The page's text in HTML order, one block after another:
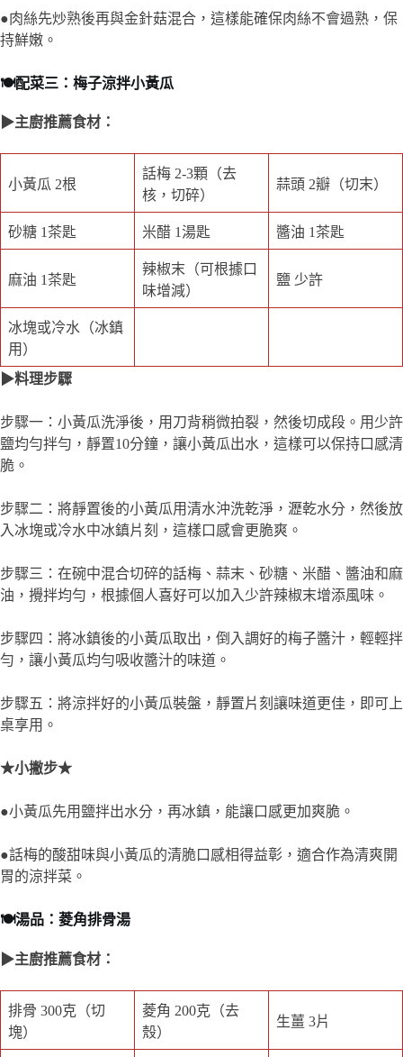
●肉絲先炒熟後再與金針菇混合，這樣能確保肉絲不會過熟，保
持鮮嫩。
🍽️配菜三：梅子涼拌小黃瓜
▶主廚推薦食材：
小黃瓜 2根
話梅 2-3顆（去
核，切碎）
蒜頭 2瓣（切末）
砂糖 1茶匙 米醋 1湯匙 醬油 1茶匙
麻油 1茶匙
辣椒末（可根據口
味增減）
鹽 少許
冰塊或冷水（冰鎮
用）
▶料理步驟
步驟一：小黃瓜洗淨後，用刀背稍微拍裂，然後切成段。用少許
鹽均勻拌勻，靜置10分鐘，讓小黃瓜出水，這樣可以保持口感清
脆。
步驟二：將靜置後的小黃瓜用清水沖洗乾淨，瀝乾水分，然後放
入冰塊或冷水中冰鎮片刻，這樣口感會更脆爽。
步驟三：在碗中混合切碎的話梅、蒜末、砂糖、米醋、醬油和麻
油，攪拌均勻，根據個人喜好可以加入少許辣椒末增添風味。
步驟四：將冰鎮後的小黃瓜取出，倒入調好的梅子醬汁，輕輕拌
勻，讓小黃瓜均勻吸收醬汁的味道。
步驟五：將涼拌好的小黃瓜裝盤，靜置片刻讓味道更佳，即可上
桌享用。
★小撇步★
●小黃瓜先用鹽拌出水分，再冰鎮，能讓口感更加爽脆。
●話梅的酸甜味與小黃瓜的清脆口感相得益彰，適合作為清爽開
胃的涼拌菜。
🍽️湯品：菱角排骨湯
▶主廚推薦食材：
排骨 300克（切
塊）
菱角 200克（去
殼）
生薑 3片